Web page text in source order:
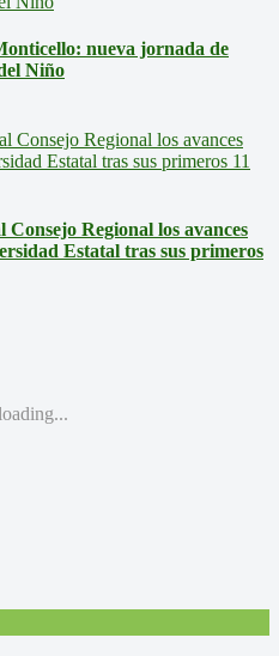
nueva jornada de
Niño
Regional los avances
Estatal tras sus primeros